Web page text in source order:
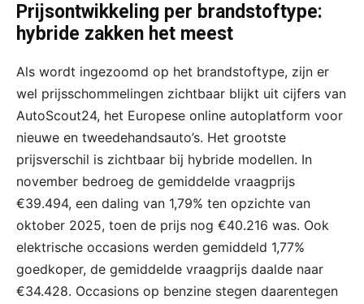
Prijsontwikkeling per brandstoftype:
hybride zakken het meest
Als wordt ingezoomd op het brandstoftype, zijn er
wel prijsschommelingen zichtbaar blijkt uit cijfers van
AutoScout24, het Europese online autoplatform voor
nieuwe en tweedehandsauto’s. Het grootste
prijsverschil is zichtbaar bij hybride modellen. In
november bedroeg de gemiddelde vraagprijs
€39.494, een daling van 1,79% ten opzichte van
oktober 2025, toen de prijs nog €40.216 was. Ook
elektrische occasions werden gemiddeld 1,77%
goedkoper, de gemiddelde vraagprijs daalde naar
€34.428. Occasions op benzine stegen daarentegen